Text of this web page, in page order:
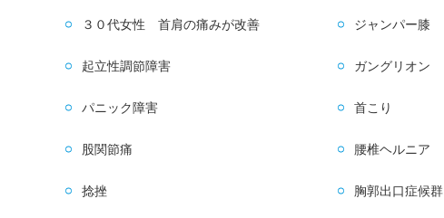
３０代女性 首肩の痛みが改善 ジャンパー膝
起立性調節障害 ガングリオン
パニック障害 首こり
股関節痛 腰椎ヘルニア
捻挫 胸郭出口症候群